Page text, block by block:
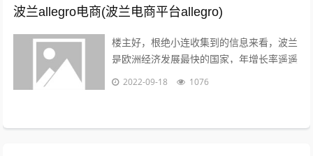
波兰allegro电商(波兰电商平台allegro)
楼主好，根绝小连收集到的信息来看，波兰
是欧洲经济发展最快的国家，年增长率遥遥
领先英法德目前，波兰拥有大约2000万的
2022-09-18 1076